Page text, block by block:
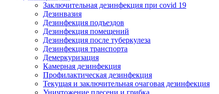
Заключительная дезинфекция при covid 19
Дезинвазия
Дезинфекция подъездов
Дезинфекция помещений
Дезинфекция после туберкулеза
Дезинфекция транспорта
Демеркуризация
Камерная дезинфекция
Профилактическая дезинфекция
Текущая и заключительная очаговая дезинфекция
Уничтожение плесени и грибка